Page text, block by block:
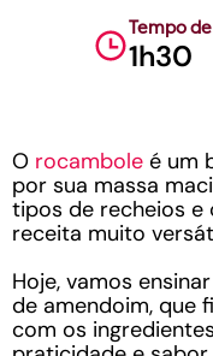
Tempo
1h30
O rocambole é um
por sua massa
tipos de recheios
receita muito
Hoje, vamos
de amendoim, que
com os